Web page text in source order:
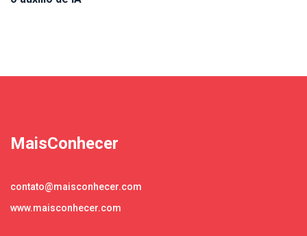
MaisConhecer
contato@maisconhecer.com
www.maisconhecer.com